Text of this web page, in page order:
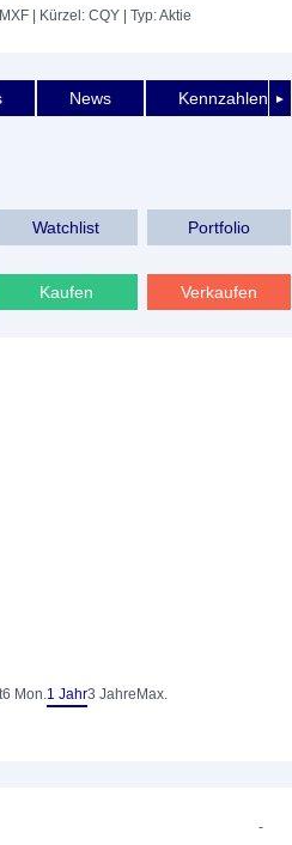
| Kürzel: CQY | Typ: Aktie
►
News Kennzahlen
Watchlist Portfolio
Kaufen Verkaufen
6 Mon.1 Jahr3 Jahre Max.
-